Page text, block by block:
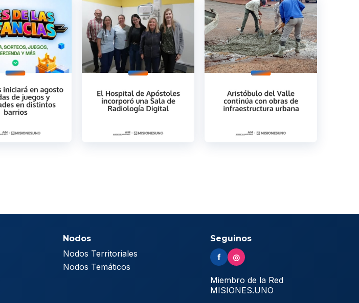
Nodos
Nodos Territoriales
Nodos Temáticos
Seguinos
f ◎
Miembro de la Red
MISIONES.UNO